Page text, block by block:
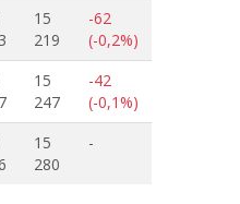
15
219
-62
(-0,2%)
15
247
-42
(-0,1%)
15
280
-